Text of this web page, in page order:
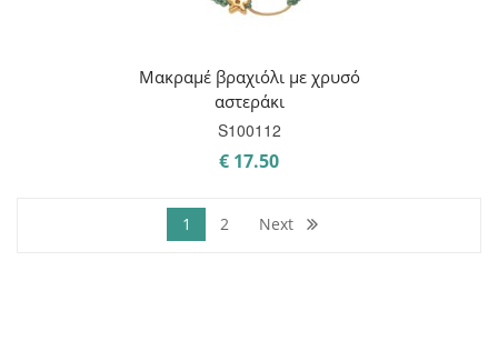
Μακραμέ βραχιόλι με χρυσό
αστεράκι
S100112
€ 17.50
1 2 Next